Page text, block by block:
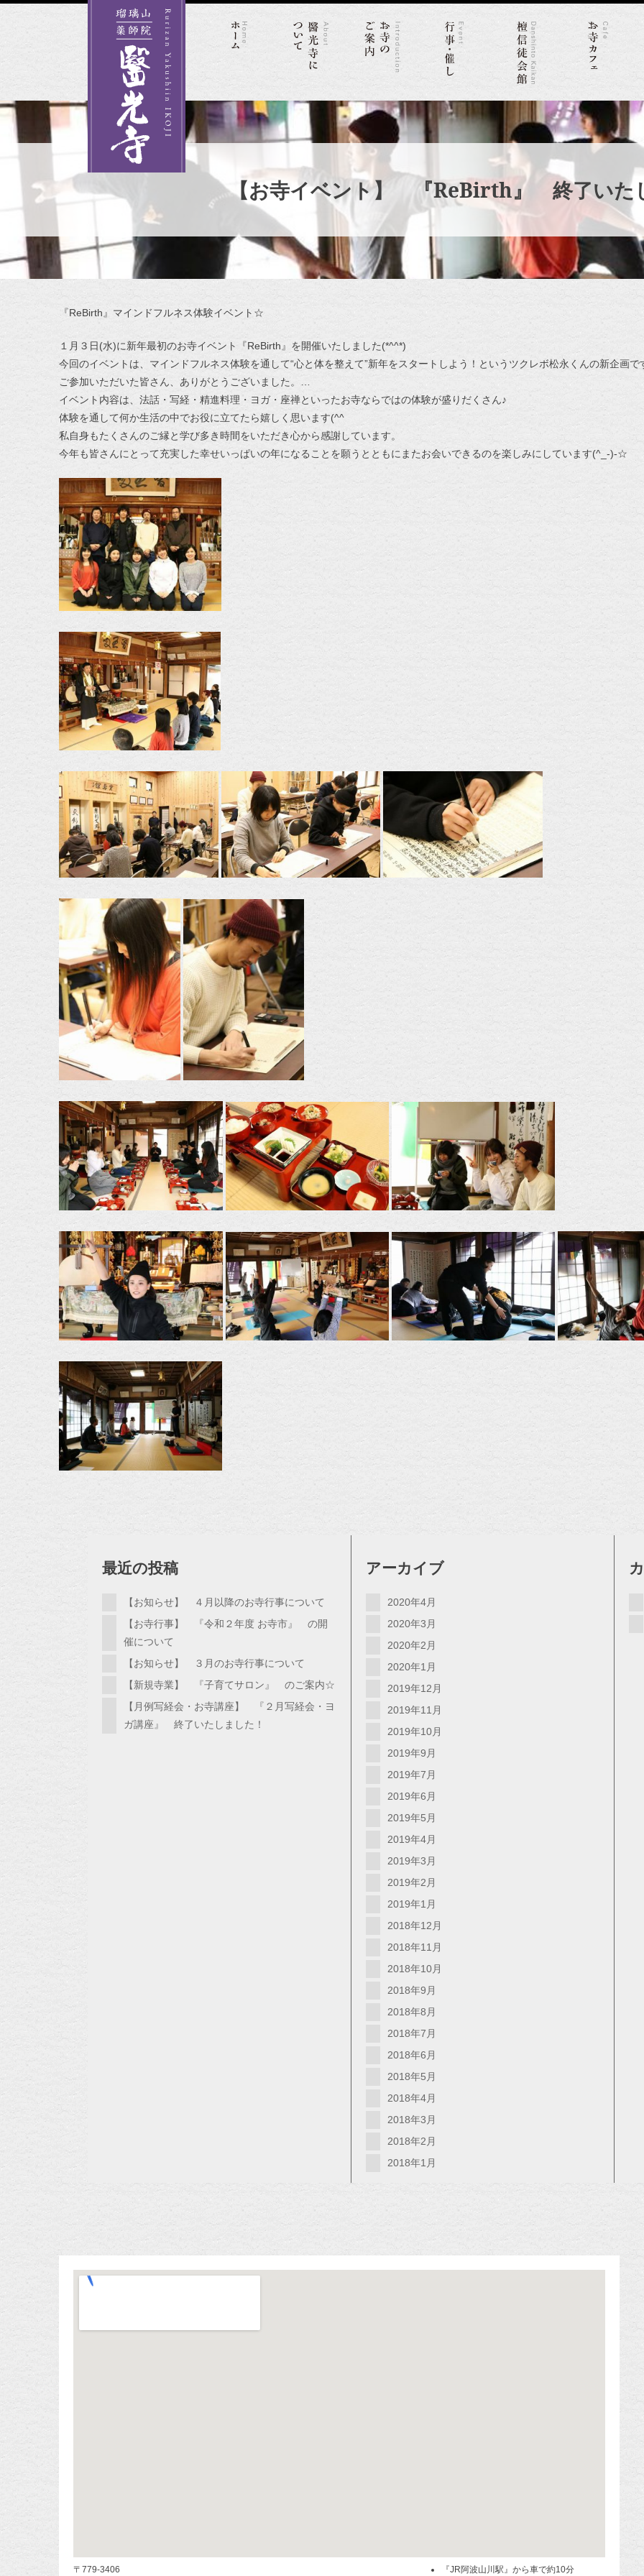
【お寺イベント】 『ReBirth』 終了いた
『ReBirth』マインドフルネス体験イベント☆
１月３日(水)に新年最初のお寺イベント『ReBirth』を開催いたしました(*^^*)
今回のイベントは、マインドフルネス体験を通して“心と体を整えて”新年をスタートしよう！というツクレボ松永くんの新企画
ご参加いただいた皆さん、ありがとうございました。
イベント内容は、法話・写経・精進料理・ヨガ・座禅といったお寺ならではの体験が盛りだくさん♪
体験を通して何か生活の中でお役に立てたら嬉しく思います(^^ゞ
私自身もたくさんのご縁と学び多き時間をいただき心から感謝しています。
今年も皆さんにとって充実した幸せいっぱいの年になることを願うとともにまたお会いできるのを楽しみにしています(^_-)-☆
最近の投稿
【お知らせ】 ４月以降のお寺行事について
【お寺行事】 『令和２年度 お寺市』 の開
催について
【お知らせ】 ３月のお寺行事について
【新規寺業】 『子育てサロン』 のご案内☆
【月例写経会・お寺講座】 『２月写経会・ヨ
ガ講座』 終了いたしました！
アーカイブ
2020年4月
2020年3月
2020年2月
2020年1月
2019年12月
2019年11月
2019年10月
2019年9月
2019年7月
2019年6月
2019年5月
2019年4月
2019年3月
2019年2月
2019年1月
2018年12月
2018年11月
2018年10月
2018年9月
2018年8月
2018年7月
2018年6月
2018年5月
2018年4月
2018年3月
2018年2月
2018年1月
〒779-3406 『JR阿波山川駅』から車で約10分